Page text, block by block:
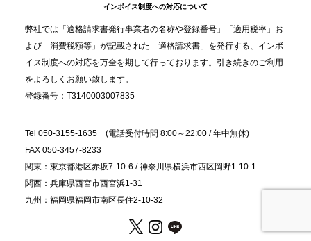
プレスリリースのご案内｜職場で完結する“忘年会・
納会ケータリング”が人気。幹事負担を軽減し、社内
コミュニケーションを促進
インボイス制度への対応について
弊社では「適格請求書発行事業者の名称や登録番号」「適用税率」お
よび「消費税額等」が記載された「適格請求書」を発行する、インボ
イス制度への対応を万全を期して行っております。引き続きのご利用
をよろしくお願い致します。
登録番号：T3140003007835
Tel 050-3155-1635 (電話受付時間 8:00～22:00 / 年中無休)
FAX 050-3457-8233
関東：東京都港区赤坂7-10-6 / 神奈川県横浜市西区岡野1-10-1
関西：兵庫県西宮市西宮浜1-31
九州：福岡県福岡市南区長住2-10-32